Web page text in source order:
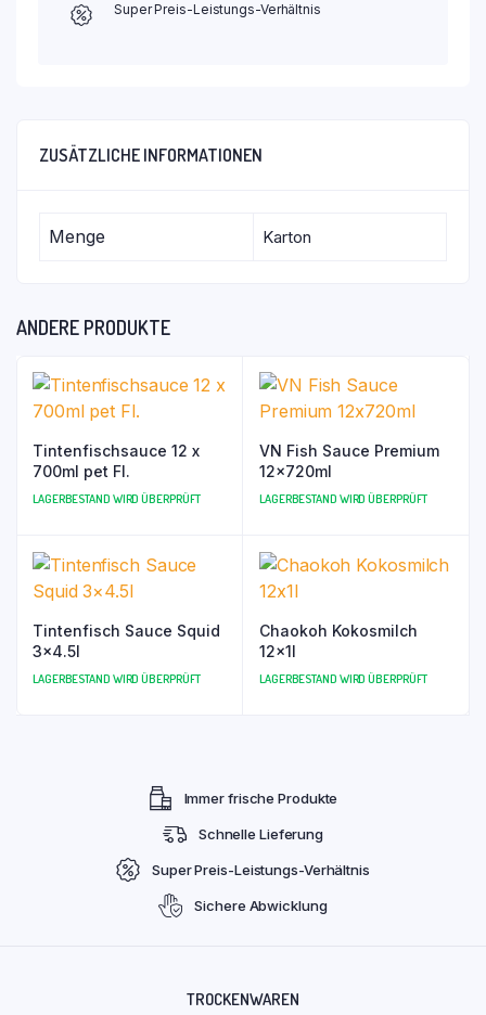
Super Preis-Leistungs-Verhältnis
ZUSÄTZLICHE INFORMATIONEN
Menge Karton
ANDERE PRODUKTE
Tintenfischsauce 12 x
700ml pet Fl.
LAGERBESTAND WIRD ÜBERPRÜFT
VN Fish Sauce Premium
12x720ml
LAGERBESTAND WIRD ÜBERPRÜFT
Tintenfisch Sauce Squid
3×4.5l
LAGERBESTAND WIRD ÜBERPRÜFT
Chaokoh Kokosmilch
12x1l
LAGERBESTAND WIRD ÜBERPRÜFT
Immer frische Produkte
Schnelle Lieferung
Super Preis-Leistungs-Verhältnis
Sichere Abwicklung
TROCKENWAREN